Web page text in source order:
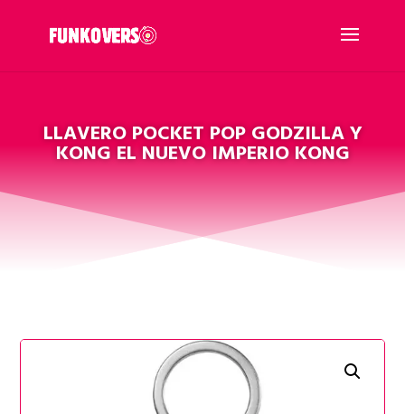
LLAVERO POCKET POP GODZILLA Y
KONG EL NUEVO IMPERIO KONG